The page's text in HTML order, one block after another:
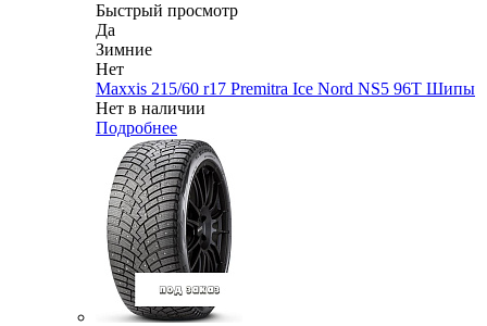
Быстрый просмотр
Да
Зимние
Нет
Maxxis 215/60 r17 Premitra Ice Nord NS5 96T Шипы
Нет в наличии
Подробнее